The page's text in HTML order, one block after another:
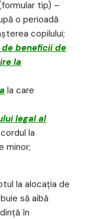
tip) –
o perioadă
copilului;
beneficii de
la
la care
legal al
la
minor;
la alocaţia de
să aibă
în